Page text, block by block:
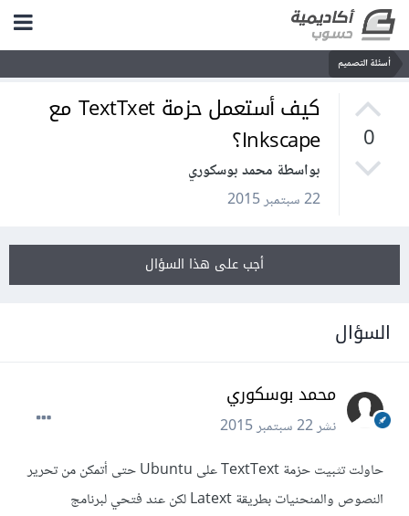
أسئلة التصميم
0
كيف أستعمل حزمة TextTxet مع
Inkscape؟
بواسطة محمد بوسكوري
22 سبتمبر 2015
أجب على هذا السؤال
السؤال
محمد بوسكوري
نشر22 سبتمبر 2015
حاولت تثبيت حزمة TextText على Ubuntu حتى أتمكن من تحرير
النصوص والمنحنيات بطريقة Latext لكن عند فتحي لبرنامج